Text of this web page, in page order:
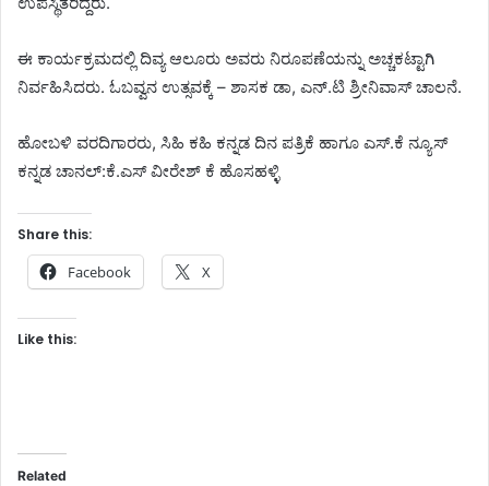
ಈ ಕಾರ್ಯಕ್ರಮದಲ್ಲಿ ದಿವ್ಯ ಆಲೂರು ಅವರು ನಿರೂಪಣೆಯನ್ನು ಅಚ್ಚಕಟ್ಟಾಗಿ
ನಿರ್ವಹಿಸಿದರು. ಓಬವ್ವನ ಉತ್ಸವಕ್ಕೆ – ಶಾಸಕ ಡಾ, ಎನ್.ಟಿ ಶ್ರೀನಿವಾಸ್ ಚಾಲನೆ.
ಹೋಬಳಿ ವರದಿಗಾರರು, ಸಿಹಿ ಕಹಿ ಕನ್ನಡ ದಿನ ಪತ್ರಿಕೆ ಹಾಗೂ ಎಸ್.ಕೆ ನ್ಯೂಸ್
ಕನ್ನಡ ಚಾನಲ್:ಕೆ.ಎಸ್ ವೀರೇಶ್ ಕೆ ಹೊಸಹಳ್ಳಿ
Share this:
Facebook X
Like this:
Related